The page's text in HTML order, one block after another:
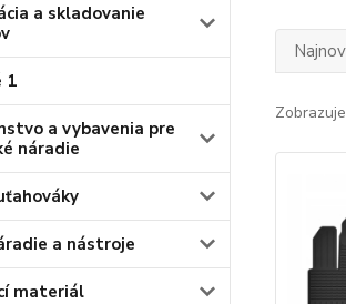
a skladovanie
1
a vybavenia pre
náradie
a nástroje
materiál